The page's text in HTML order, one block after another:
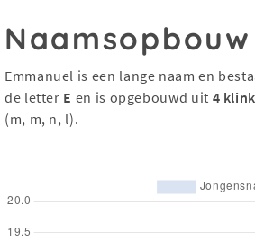
Naamsopbouw
Emmanuel is een lange naam en
de letter E en is opgebouwd uit 4
(m, m, n, l).